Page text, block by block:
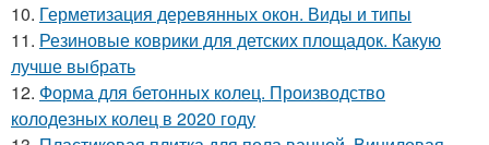
10. Герметизация деревянных окон. Виды и типы
11. Резиновые коврики для детских площадок. Какую
лучше выбрать
12. Форма для бетонных колец. Производство
колодезных колец в 2020 году